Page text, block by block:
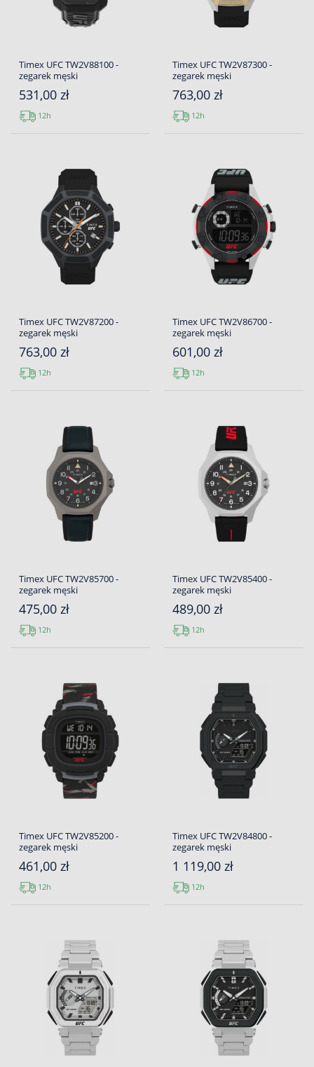
Timex UFC TW2V88100 -
zegarek męski
531,00 zł
12h
Timex UFC TW2V87300 -
zegarek męski
763,00 zł
12h
Timex UFC TW2V87200 -
zegarek męski
763,00 zł
12h
Timex UFC TW2V86700 -
zegarek męski
601,00 zł
12h
Timex UFC TW2V85700 -
zegarek męski
475,00 zł
12h
Timex UFC TW2V85400 -
zegarek męski
489,00 zł
12h
Timex UFC TW2V85200 -
zegarek męski
461,00 zł
12h
Timex UFC TW2V84800 -
zegarek męski
1 119,00 zł
12h